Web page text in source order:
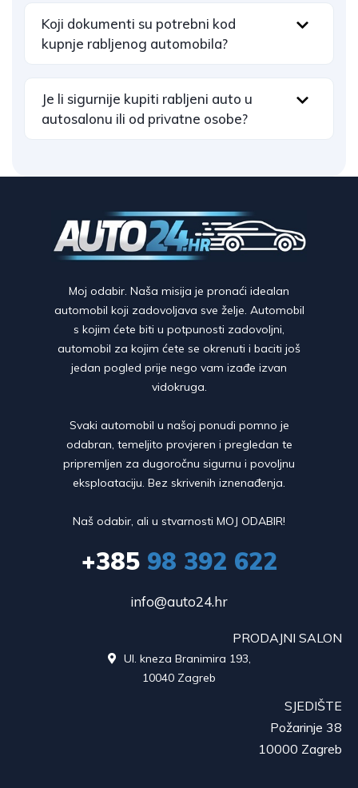
Koji dokumenti su potrebni kod
kupnje rabljenog automobila?
Je li sigurnije kupiti rabljeni auto u
autosalonu ili od privatne osobe?
Moj odabir. Naša misija je pronaći idealan
automobil koji zadovoljava sve želje. Automobil
s kojim ćete biti u potpunosti zadovoljni,
automobil za kojim ćete se okrenuti i baciti još
jedan pogled prije nego vam izađe izvan
vidokruga.
Svaki automobil u našoj ponudi pomno je
odabran, temeljito provjeren i pregledan te
pripremljen za dugoročnu sigurnu i povoljnu
eksploataciju. Bez skrivenih iznenađenja.
Naš odabir, ali u stvarnosti MOJ ODABIR!
+38598 392 622
info@auto24.hr
PRODAJNI SALON
Ul. kneza Branimira 193,
10040 Zagreb
SJEDIŠTE
Požarinje 38
10000 Zagreb